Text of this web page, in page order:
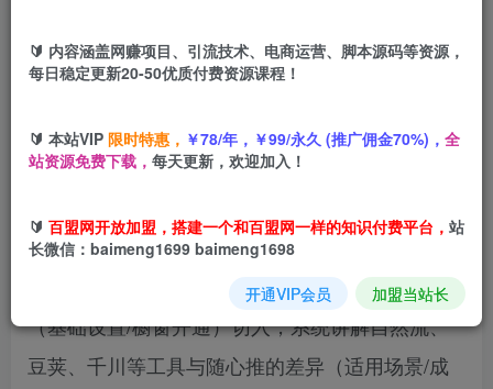
立即购买
心推投放策略的实战课程，涵盖‌工具认知‌、‌选品逻
辑‌和‌投放技术‌三大核心模块。课程从账号前期搭建
（基础设置/橱窗开通）切入，系统讲解自然流、
豆荚、千川等工具与随心推的差异（适用场景/成
🔰 内容涵盖网赚项目、引流技术、电商运营、脚本源码等资源，
每日稳定更新20-50优质付费资源课程！
🔰 本站VIP 限时特惠， ￥78/年，￥99/永久 (推广佣金70%)， 全
站资源免费下载， 每天更新，欢迎加入！
🔰 百盟网开放加盟，搭建一个和百盟网一样的知识付费平台， 站
长微信：baimeng1699 baimeng1698
开通VIP会员 加盟当站长